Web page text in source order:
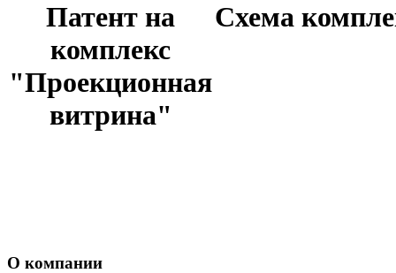
Патент на
комплекс
"Проекционная
витрина"
Схема
О компании